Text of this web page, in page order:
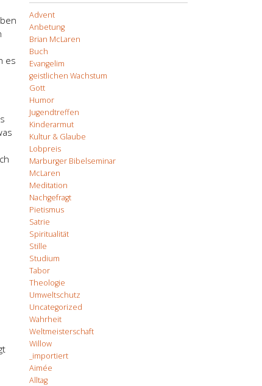
es
Advent
Anbetung
Brian McLaren
Buch
Evangelim
geistlichen Wachstum
Gott
Humor
Jugendtreffen
Kinderarmut
Kultur & Glaube
Lobpreis
Marburger Bibelseminar
McLaren
Meditation
Nachgefragt
Pietismus
Satrie
Spiritualität
Stille
Studium
Tabor
Theologie
Umweltschutz
Uncategorized
Wahrheit
Weltmeisterschaft
Willow
_importiert
Aimée
Alltag